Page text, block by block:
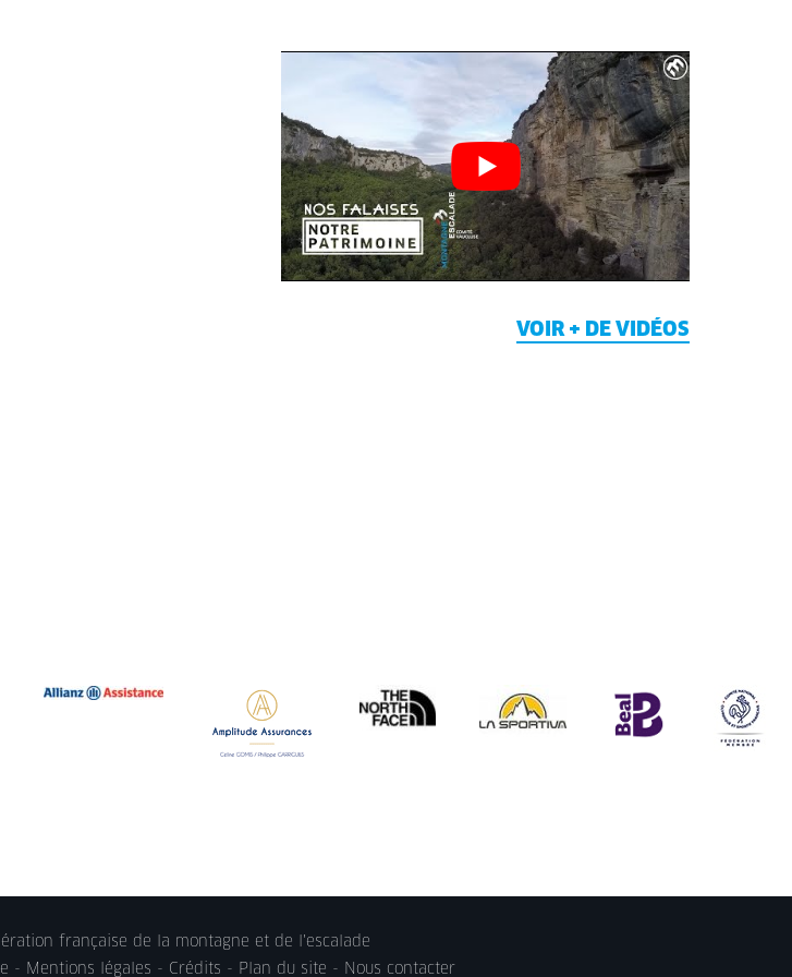
VOIR + DE VIDÉOS
française de la montagne et de l'escalade
- Mentions légales - Crédits - Plan du site - Nous contacter